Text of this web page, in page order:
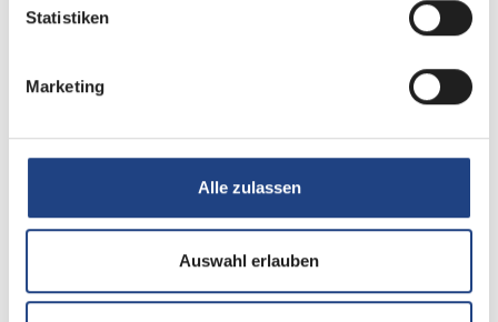
Statistiken
Marketing
Alle zulassen
Auswahl erlauben